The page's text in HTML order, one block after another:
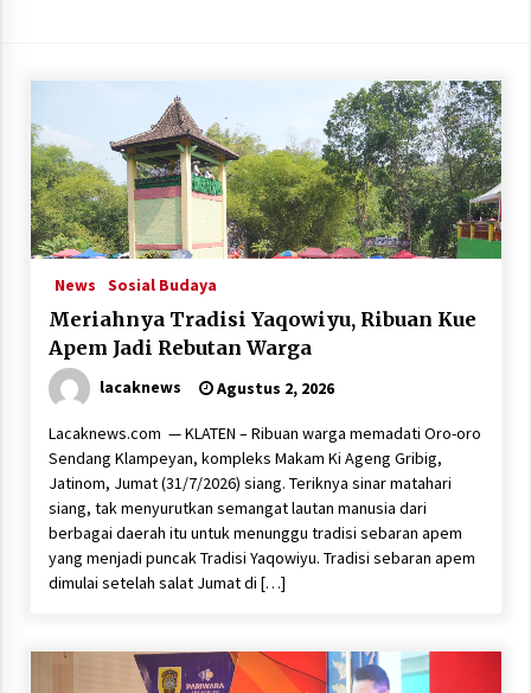
News Sosial Budaya
Meriahnya Tradisi Yaqowiyu, Ribuan Kue
Apem Jadi Rebutan Warga
lacaknews Agustus 2, 2026
Lacaknews.com — KLATEN – Ribuan warga memadati Oro-oro
Sendang Klampeyan, kompleks Makam Ki Ageng Gribig,
Jatinom, Jumat (31/7/2026) siang. Teriknya sinar matahari
siang, tak menyurutkan semangat lautan manusia dari
berbagai daerah itu untuk menunggu tradisi sebaran apem
yang menjadi puncak Tradisi Yaqowiyu. Tradisi sebaran apem
dimulai setelah salat Jumat di […]